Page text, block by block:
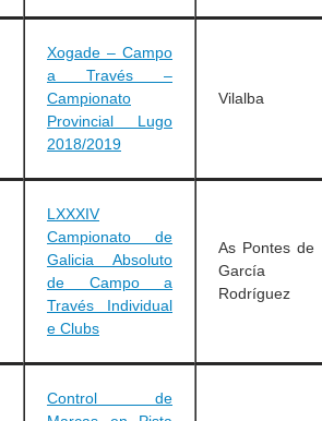
Xogade – Campo
a Través –
Campionato
Provincial Lugo
2018/2019
Vilalba
LXXXIV
Campionato de
Galicia Absoluto
de Campo a
Través Individual
e Clubs
As Pontes de
García
Rodríguez
Control de